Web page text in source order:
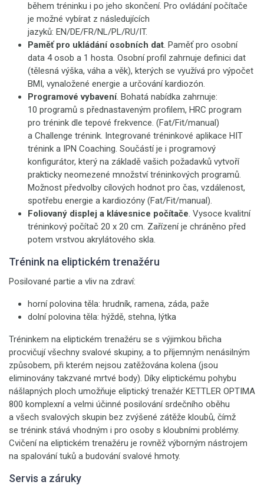
během tréninku i po jeho skončení. Pro ovládání počítače
je možné vybírat z následujících
jazyků: EN/DE/FR/NL/PL/RU/IT.
Paměť pro ukládání osobních dat. Paměť pro osobní
data 4 osob a 1 hosta. Osobní profil zahrnuje definici dat
(tělesná výška, váha a věk), kterých se využívá pro výpočet
BMI, vynaložené energie a určování kardiozón.
Programové vybavení. Bohatá nabídka zahrnuje:
10 programů s přednastaveným profilem, HRC program
pro trénink dle tepové frekvence. (Fat/Fit/manual)
a Challenge trénink. Integrované tréninkové aplikace HIT
trénink a IPN Coaching. Součástí je i programový
konfigurátor, který na základě vašich požadavků vytvoří
prakticky neomezené množství tréninkových programů.
Možnost předvolby cílových hodnot pro čas, vzdálenost,
spotřebu energie a kardiozóny (Fat/Fit/manual).
Foliovaný displej a klávesnice počítače. Vysoce kvalitní
tréninkový počítač 20 x 20 cm. Zařízení je chráněno před
potem vrstvou akrylátového skla.
Trénink na eliptickém trenažéru
Posilované partie a vliv na zdraví:
horní polovina těla: hrudník, ramena, záda, paže
dolní polovina těla: hýždě, stehna, lýtka
Tréninkem na eliptickém trenažéru se s výjimkou břicha
procvičují všechny svalové skupiny, a to příjemným nenásilným
způsobem, při kterém nejsou zatěžována kolena (jsou
eliminovány takzvané mrtvé body). Díky eliptickému pohybu
nášlapných ploch umožňuje eliptický trenažér KETTLER OPTIMA
800 komplexní a velmi účinné posilování srdečního oběhu
a všech svalových skupin bez zvýšené zátěže kloubů, čímž
se trénink stává vhodným i pro osoby s kloubními problémy.
Cvičení na eliptickém trenažéru je rovněž výborným nástrojem
na spalování tuků a budování svalové hmoty.
Servis a záruky